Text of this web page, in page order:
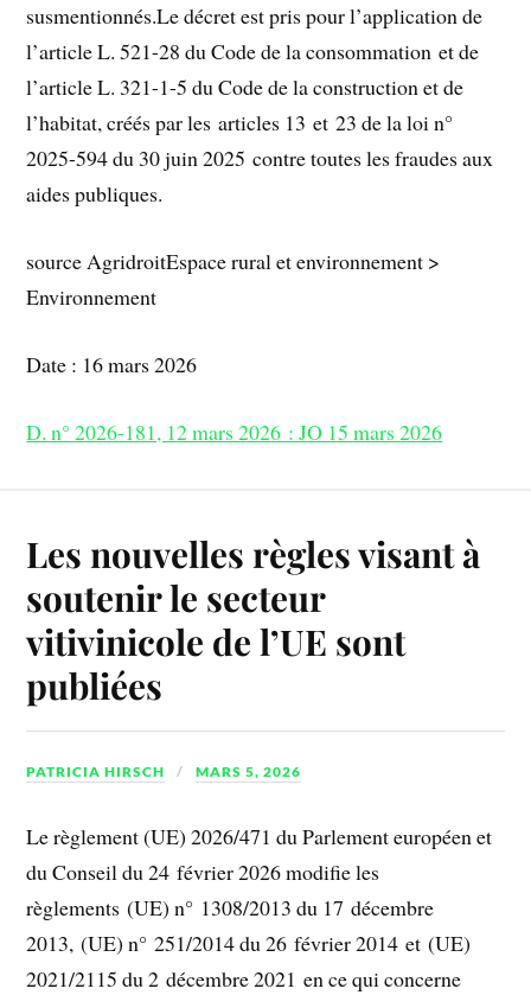
susmentionnés.Le décret est pris pour l’application de
l’article L. 521-28 du Code de la consommation et de
l’article L. 321-1-5 du Code de la construction et de
l’habitat, créés par les articles 13 et 23 de la loi n°
2025-594 du 30 juin 2025 contre toutes les fraudes aux
aides publiques.
source AgridroitEspace rural et environnement >
Environnement
Date : 16 mars 2026
D. n° 2026-181, 12 mars 2026 : JO 15 mars 2026
Les nouvelles règles visant à
soutenir le secteur
vitivinicole de l’UE sont
publiées
PATRICIA HIRSCH MARS 5, 2026
Le règlement (UE) 2026/471 du Parlement européen et
du Conseil du 24 février 2026 modifie les
règlements (UE) n° 1308/2013 du 17 décembre
2013, (UE) n° 251/2014 du 26 février 2014 et (UE)
2021/2115 du 2 décembre 2021 en ce qui concerne